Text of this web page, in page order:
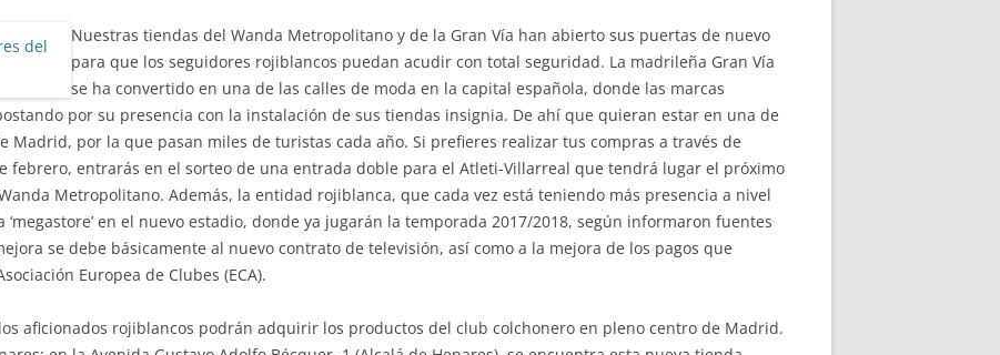
Nuestras tiendas del Wanda Metropolitano y de la Gran Vía han abierto sus puertas de nuevo
para que los seguidores rojiblancos puedan acudir con total seguridad. La madrileña Gran Vía
se ha convertido en una de las calles de moda en la capital española, donde las marcas
por su presencia con la instalación de sus tiendas insignia. De ahí que quieran estar en una de
Madrid, por la que pasan miles de turistas cada año. Si prefieres realizar tus compras a través de
febrero, entrarás en el sorteo de una entrada doble para el Atleti-Villarreal que tendrá lugar el próximo
Metropolitano. Además, la entidad rojiblanca, que cada vez está teniendo más presencia a nivel
en el nuevo estadio, donde ya jugarán la temporada 2017/2018, según informaron fuentes
se debe básicamente al nuevo contrato de televisión, así como a la mejora de los pagos que
Europea de Clubes (ECA).
aficionados rojiblancos podrán adquirir los productos del club colchonero en pleno centro de Madrid.